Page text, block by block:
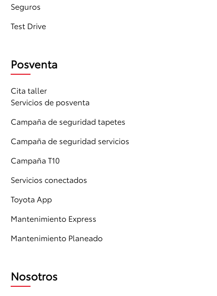
Seguros
Test Drive
Posventa
Cita taller
Servicios de posventa
Campaña de seguridad tapetes
Campaña de seguridad servicios
Campaña T10
Servicios conectados
Toyota App
Mantenimiento Express
Mantenimiento Planeado
Nosotros